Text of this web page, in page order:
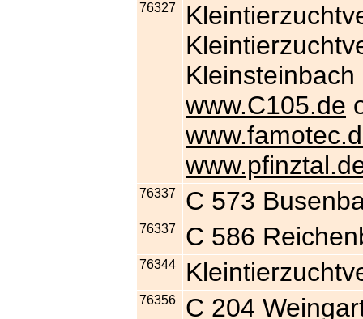
76327
Kleinsteinbach
www.C105.de
76337 C 573
76337 C 586
76344
76356 C 204